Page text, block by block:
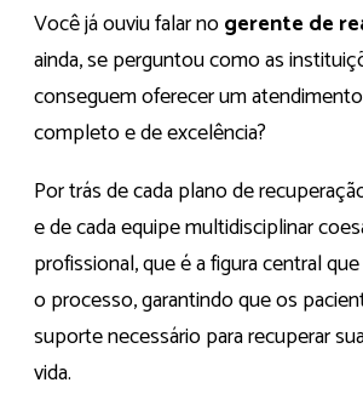
Você já ouviu falar nogerente de
ainda, se perguntou como as
conseguem oferecer um
completo e de excelência?
Por trás de cada plano de
e de cada equipe multidisciplinar
profissional, que é a figura central
o processo, garantindo que os
suporte necessário para recuperar
vida.